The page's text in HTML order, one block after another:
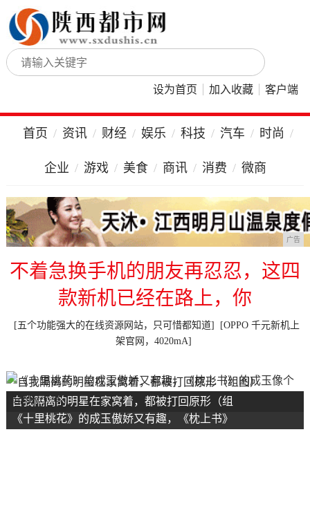
设为首页 加入收藏 客户端
首页 资讯 财经 娱乐 科技 汽车 时尚
企业 游戏 美食 商讯 消费 微商
广告
不着急换手机的朋友再忍忍，这四
款新机已经在路上，你
[五个功能强大的在线资源网站，只可惜都知道]
[OPPO 千元新机上
架官网，4020mA]
自我隔离的明星在家窝着，都被打回原形（组